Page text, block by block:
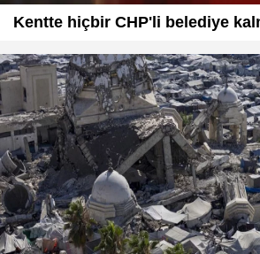
Kentte hiçbir CHP'li belediye